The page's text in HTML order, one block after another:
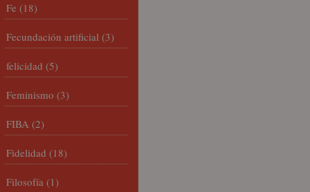
Fe (18)
Fecundación artificial (3)
felicidad (5)
Feminismo (3)
FIBA (2)
Fidelidad (18)
Filosofía (1)